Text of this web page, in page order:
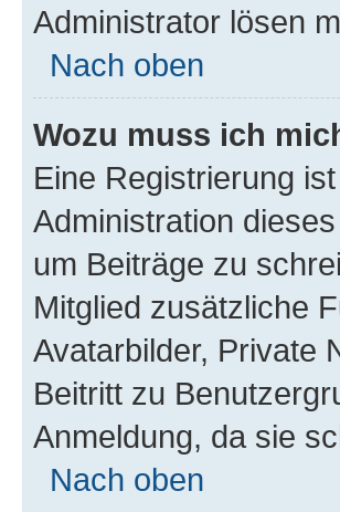
Administrator lösen
Nach oben
Wozu muss ich
Eine Registrierung
Administration
um Beiträge zu
Mitglied zusätzliche
Avatarbilder, Private
Beitritt zu
Anmeldung, da sie
Nach oben